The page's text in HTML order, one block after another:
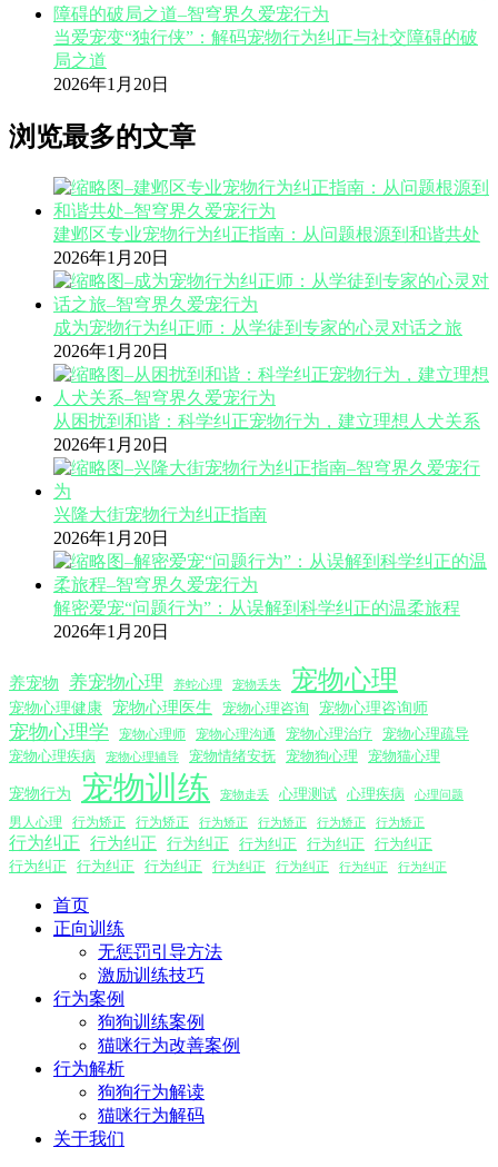
当爱宠变“独行侠”：解码宠物行为纠正与社交障碍的破
局之道
2026年1月20日
浏览最多的文章
建邺区专业宠物行为纠正指南：从问题根源到和谐共处
2026年1月20日
成为宠物行为纠正师：从学徒到专家的心灵对话之旅
2026年1月20日
从困扰到和谐：科学纠正宠物行为，建立理想人犬关系
2026年1月20日
兴隆大街宠物行为纠正指南
2026年1月20日
解密爱宠“问题行为”：从误解到科学纠正的温柔旅程
2026年1月20日
养宠物 养宠物心理 养蛇心理 宠物丢失 宠物心理
宠物心理健康 宠物心理医生 宠物心理咨询 宠物心理咨询师
宠物心理学 宠物心理师 宠物心理沟通 宠物心理治疗
宠物心理疏导
宠物心理疾病
宠物心理辅导 宠物情绪安抚 宠物狗心理 宠物猫心理
宠物行为 宠物训练 宠物走丢 心理测试 心理疾病 心理问题
男人心理 行为矫正 行为矫正 行为矫正 行为矫正 行为矫正 行为矫正
行为纠正 行为纠正 行为纠正 行为纠正 行为纠正
行为纠正
行为纠正
行为纠正 行为纠正 行为纠正 行为纠正 行为纠正 行为纠正
首页
正向训练
无惩罚引导方法
激励训练技巧
行为案例
狗狗训练案例
猫咪行为改善案例
行为解析
狗狗行为解读
猫咪行为解码
关于我们